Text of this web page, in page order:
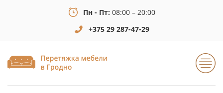
Пн - Пт: 08:00 – 20:00
+375 29 287-47-29